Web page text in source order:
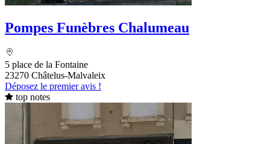
Pompes Funèbres Chalumeau
5 place de la Fontaine
23270 Châtelus-Malvaleix
Déposez le premier avis !
top notes